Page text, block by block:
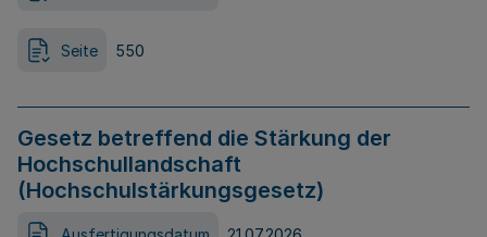
Seite 550
Gesetz betreffend die Stärkung der
Hochschullandschaft
(Hochschulstärkungsgesetz)